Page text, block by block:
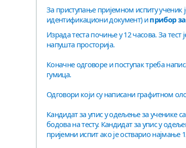
За приступање пријемном испиту ученик
идентификациони документ) иприбор
Израда теста почиње у 12 часова. За
напушта просторија.
Коначне одговоре и поступак треба
гумица.
Одговори који су написани графитном
Кандидат за упис у одељење за ученике
бодова на тесту. Кандидат за упис у
пријемни испит ако је остварио најмање